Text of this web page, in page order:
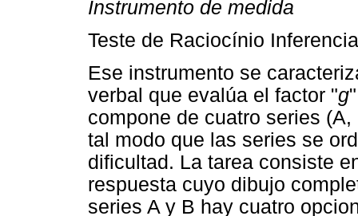
Instrumento de medida
Teste de Raciocínio
Ese instrumento se
verbal que evalúa el factor "g
compone de cuatro series
tal modo que las series se
dificultad. La tarea consiste
respuesta cuyo dibujo
series A y B hay cuatro